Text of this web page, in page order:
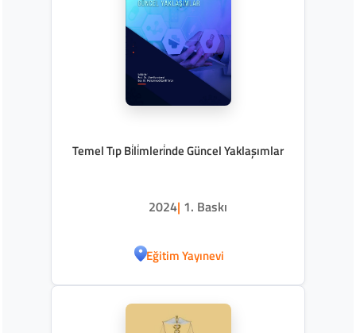
Temel Tıp Bi̇li̇mleri̇nde Güncel Yaklaşımlar
2024| 1. Baskı
Eğitim Yayınevi